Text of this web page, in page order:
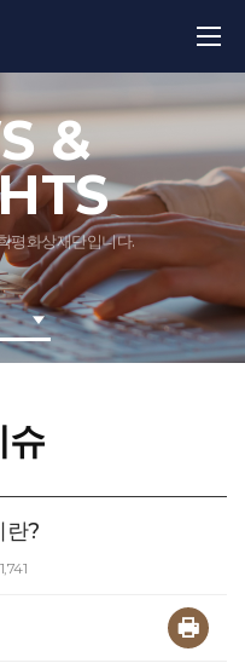
&
평화상재단입니다.
슈
?
1,741